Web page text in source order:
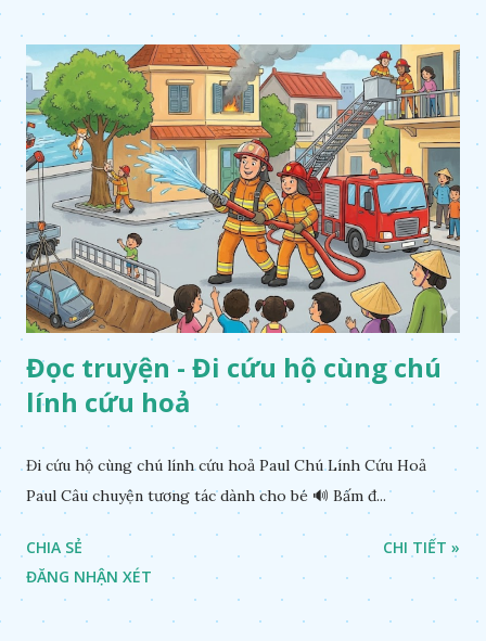
Đọc truyện - Đi cứu hộ cùng chú
lính cứu hoả
Đi cứu hộ cùng chú lính cứu hoả Paul Chú Lính Cứu Hoả
Paul Câu chuyện tương tác dành cho bé 🔊 Bấm đ...
CHIA SẺ
ĐĂNG NHẬN XÉT
CHI TIẾT »